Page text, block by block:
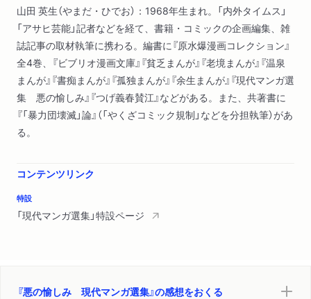
第３章…エロスと生と死と
『Ｓの恋』 かわぐちかいじ
『停滞前線』 石井隆
『アヤカシの大連』 湊谷夢吉
『発禁・櫻御前』 うらたじゅん
第４章…ことの結末
『処刑は３時におわった』 手塚治虫
『幸福なる一家』 つげ忠男
『夢のつづき』 谷口ジロー
山田 英生（やまだ・ひでお）：1968年生まれ。「内外タイムス」
「アサヒ芸能」記者などを経て、書籍・コミックの企画編集、雑
誌記事の取材執筆に携わる。編書に『原水爆漫画コレクション』
全4巻、『ビブリオ漫画文庫』『貧乏まんが』『老境まんが』『温泉
まんが』『書痴まんが』『孤独まんが』『余生まんが』『現代マンガ選
集 悪の愉しみ』『つげ義春賛江』などがある。また、共著書に
『「暴力団壊滅」論』（「やくざコミック規制」などを分担執筆）があ
る。
コンテンツリンク
特設
「現代マンガ選集」特設ページ
『悪の愉しみ 現代マンガ選集』の感想をおくる